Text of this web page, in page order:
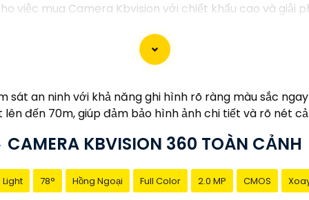
việc mua Camera Kbvision với chiết khấu cao và
Kbvision với chiết khấu hấp dẫn? Hãy đến với chúng
chính hãng với chiết khấu cao nhất trên thị
về giải pháp an ninh cần thiết!"
thành công trong việc tiếp cận khách hàng và tăng cơ
an ninh với khả năng ghi hình rõ ràng màu sắc
đến 70m, giúp đảm bảo hình ảnh chi tiết và rõ nét
CAMERA KBVISION 360 TOÀN CẢNH
Light 78° Hồng Ngoại Full Color 2.0 MP CMOS